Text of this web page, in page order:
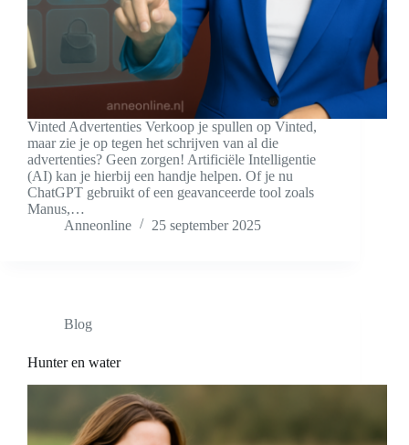
Vinted Advertenties Verkoop je spullen op Vinted,
maar zie je op tegen het schrijven van al die
advertenties? Geen zorgen! Artificiële Intelligentie
(AI) kan je hierbij een handje helpen. Of je nu
ChatGPT gebruikt of een geavanceerde tool zoals
Manus,…
Anneonline
25 september 2025
Blog
Hunter en water